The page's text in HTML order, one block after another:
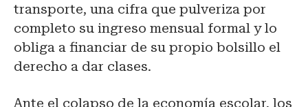
transporte, una cifra que pulveriza por
completo su ingreso mensual formal y lo
obliga a financiar de su propio bolsillo el
derecho a dar clases.
Ante el colapso de la economía escolar, los